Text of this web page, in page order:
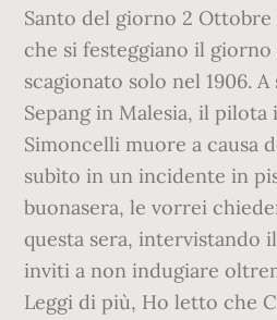
Santo del giorno 2
che si festeggiano il
scagionato solo nel 1906.
Sepang in Malesia, il
Simoncelli muore a causa
subìto in un incidente in
buonasera, le vorrei
questa sera, intervistando
inviti a non indugiare
Leggi di più, Ho letto che